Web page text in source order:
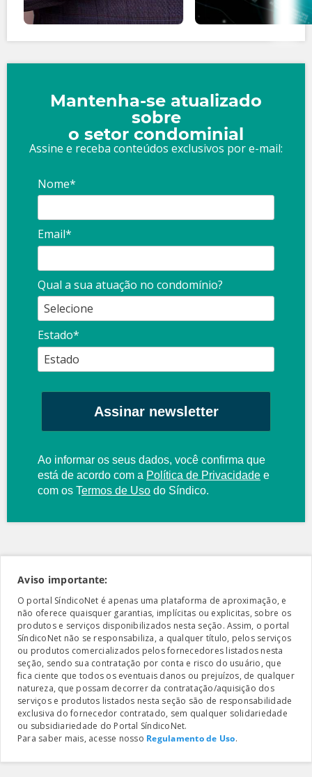
Mantenha-se atualizado
sobre
o setor condominial
Assine e receba conteúdos exclusivos por e-mail:
Nome*
Email*
Qual a sua atuação no condomínio?
Estado*
Assinar newsletter
Ao informar os seus dados, você confirma que
está de acordo com a Política de Privacidade e
com os Termos de Uso do Síndico.
Aviso importante:
O portal SíndicoNet é apenas uma plataforma de aproximação, e
não oferece quaisquer garantias, implícitas ou explicitas, sobre os
produtos e serviços disponibilizados nesta seção. Assim, o portal
SíndicoNet não se responsabiliza, a qualquer título, pelos serviços
ou produtos comercializados pelos fornecedores listados nesta
seção, sendo sua contratação por conta e risco do usuário, que
fica ciente que todos os eventuais danos ou prejuízos, de qualquer
natureza, que possam decorrer da contratação/aquisição dos
serviços e produtos listados nesta seção são de responsabilidade
exclusiva do fornecedor contratado, sem qualquer solidariedade
ou subsidiariedade do Portal SíndicoNet.
Para saber mais, acesse nosso Regulamento de Uso.